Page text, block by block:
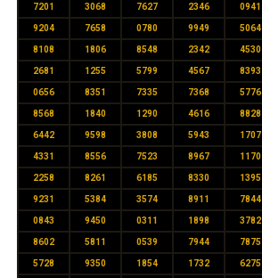
7201 3068 7627 2346 0941
9204 7658 0780 9949 5064
8108 1806 8548 2342 4530
2681 1255 5799 4567 8393
0656 8351 7335 7368 5776
8568 1840 1290 4616 8828
6442 9598 3808 5943 1707
4331 8556 7523 8967 1170
2258 8261 6185 8330 1395
9231 5384 3574 8911 7844
0843 9450 0311 1898 3782
8602 5811 0539 7944 7875
5728 9350 1854 1732 6275